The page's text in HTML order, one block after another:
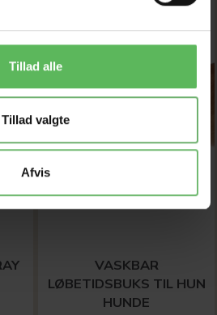
Tillad alle
Tillad valgte
Afvis
VASKBAR
LØBETIDSBUKS TIL HUN
HUNDE